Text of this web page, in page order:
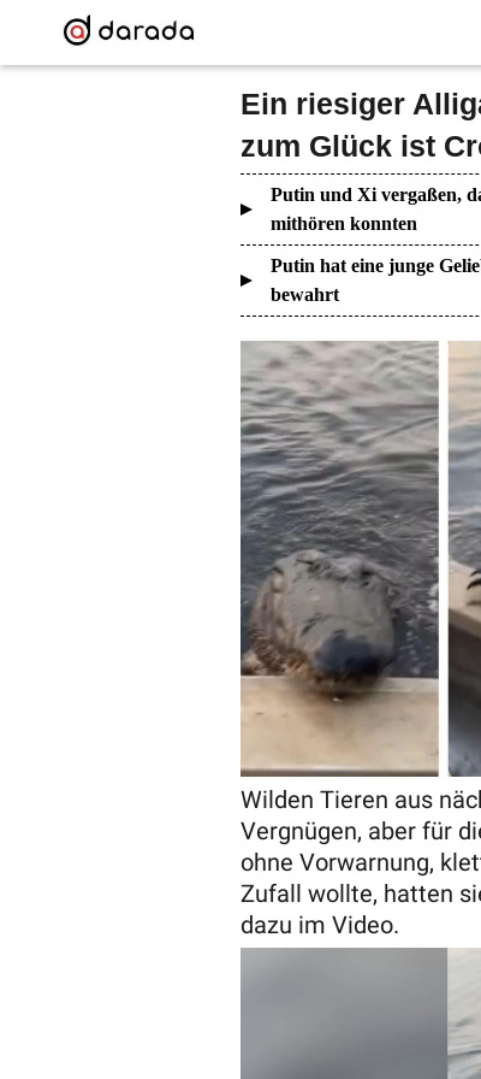
Ein riesiger
zum Glück ist
Putin und Xi vergaßen,
mithören konnten
Putin hat eine junge
bewahrt
Wilden Tieren aus
Vergnügen, aber für
ohne Vorwarnung,
Zufall wollte, hatten
dazu im Video.